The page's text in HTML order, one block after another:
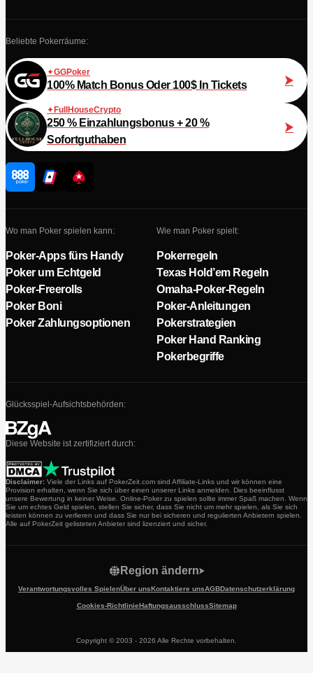
Beliebte Pokerräume:
GGPoker
100% Match Bonus Oder 100$ In Tickets
FullHouseCrypto
250 % Einzahlungsbonus + 20 %
Sofortguthaben
Wo man Poker spielen kann:
Poker-Apps fürs Handy
Poker um Echtgeld
Poker-Freerolls
Poker Boni
Poker Zahlungsoptionen
Wie man Poker spielt:
Pokerregeln
Texas Hold’em Regeln
Omaha-Poker-Regeln
Poker-Anleitungen
Pokerstrategien
Poker Hand Ranking
Pokerbegriffe
Glücksspiel-Aufsichtsbehörden:
Diese Website ist zertifiziert durch:
Disclaimer: Viele der Links auf PokerZeit.com sind Affiliate-Links und wir können eine
Provision erhalten, wenn Sie sich über einen unserer Links anmelden. Dies beeinflusst
unsere Bewertung in keiner Weise. Online-Poker zu spielen sollte immer Spaß machen. Wenn
Sie um echtes Geld spielen, stellen Sie sicher, dass Sie nicht um mehr spielen, als Sie sich
leisten können zu verlieren und dass Sie nur bei sicheren und regulierten Anbietern spielen.
Alle auf PokerZeit gelisteten Anbieter sind lizenziert und sicher.
Verantwortungsvolles SpielenÜber unsKontaktiere unsAGBDatenschutzerklärung
Cookies-RichtlinieHaftungsausschlussSitemap
Region ändern
Copyright © 2003 - 2026 Alle Rechte vorbehalten.